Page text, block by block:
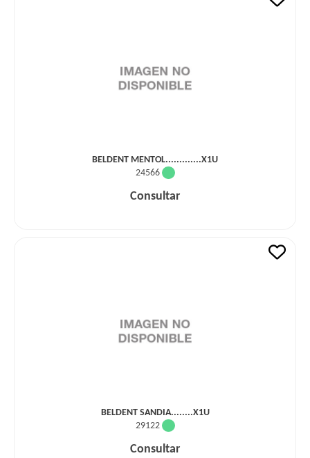
BELDENT MENTOL.............X1U
24566
Consultar
BELDENT SANDIA........X1U
29122
Consultar